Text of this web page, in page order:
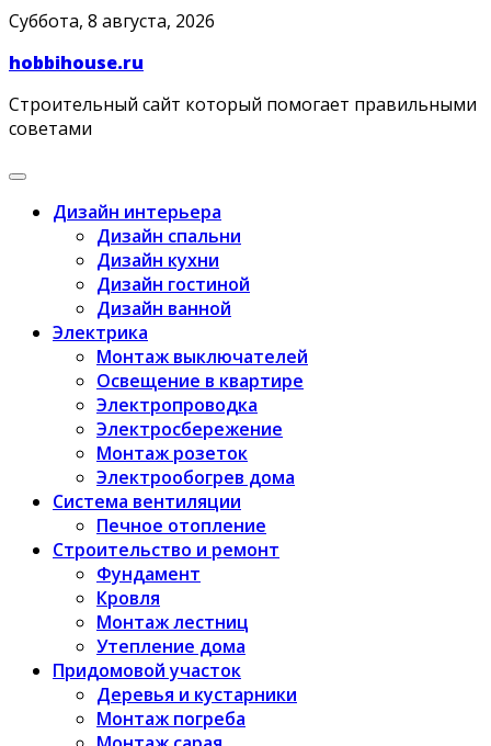
Skip
content
Суббота, 8 августа, 2026
hobbihouse.ru
Строительный сайт который помогает правильными
советами
Дизайн интерьера
Дизайн спальни
Дизайн кухни
Дизайн гостиной
Дизайн ванной
Электрика
Монтаж выключателей
Освещение в квартире
Электропроводка
Электросбережение
Монтаж розеток
Электрообогрев дома
Система вентиляции
Печное отопление
Строительство и ремонт
Фундамент
Кровля
Монтаж лестниц
Утепление дома
Придомовой участок
Деревья и кустарники
Монтаж погреба